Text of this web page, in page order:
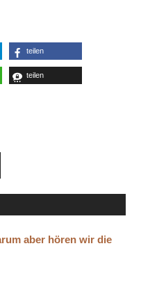
teilen
teilen
aber hören wir die